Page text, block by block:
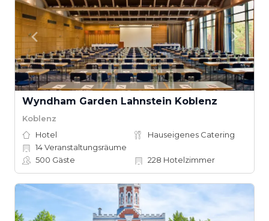
Wyndham Garden Lahnstein Koblenz
Koblenz
Hotel
Hauseigenes Catering
14Veranstaltungsräume
500 Gäste 228 Hotelzimmer